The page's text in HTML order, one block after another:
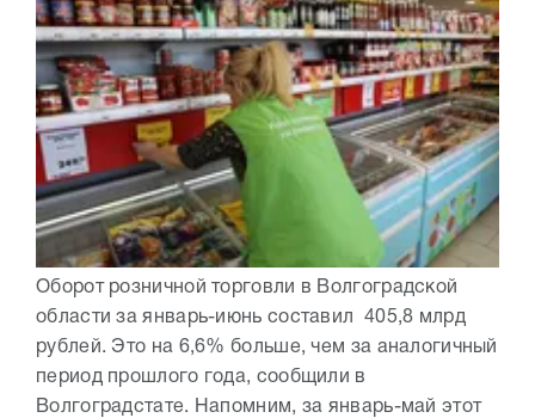
Оборот розничной торговли в Волгоградской
области за январь-июнь составил 405,8 млрд
рублей. Это на 6,6% больше, чем за аналогичный
период прошлого года, сообщили в
Волгоградстате. Напомним, за январь-май этот